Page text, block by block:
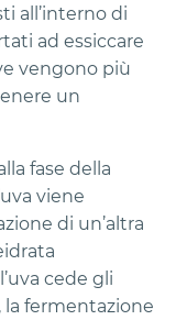
all’interno di
ad essiccare
vengono più
un
fase della
viene
di un’altra
cede gli
la fermentazione